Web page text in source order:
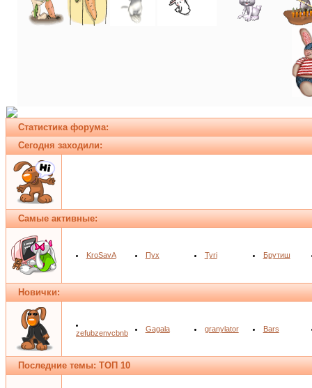
Статистика форума:
Сегодня заходили:
Самые активные:
KroSavA Пух Tyri Брутиш
Новички:
zefubzenvcbnb Gagala granylator Bars
Последние темы: ТОП 10